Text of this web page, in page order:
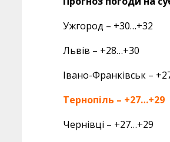
Ужгород – +30…+32
Львів – +28…+30
Івано-Франківськ –
Тернопіль – +27…+29
Чернівці – +27…+29